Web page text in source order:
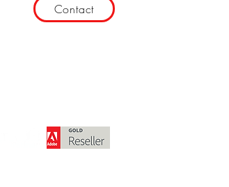
Contact